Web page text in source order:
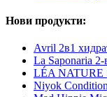
Нови продукти:
Avril 2в1
La Saponaria
LÉA NATURE
Niyok